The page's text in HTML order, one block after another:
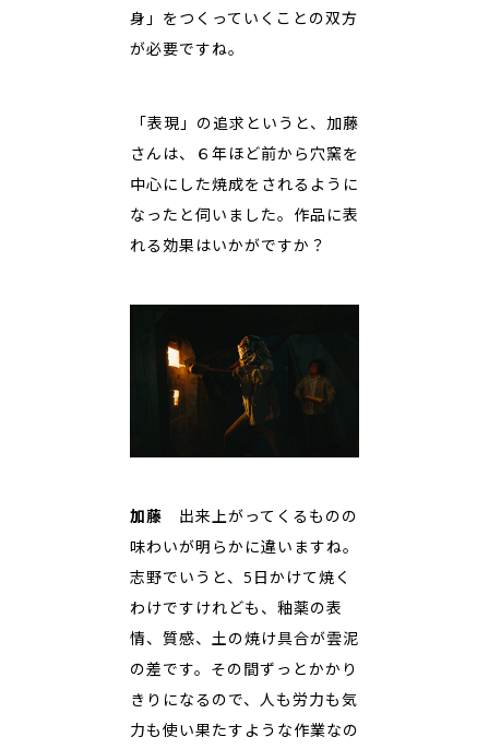
身」をつくっていくことの双方
が必要ですね。
――「表現」の追求というと、加藤
さんは、６年ほど前から穴窯を
中心にした焼成をされるように
なったと伺いました。作品に表
れる効果はいかがですか？
加藤 出来上がってくるものの
味わいが明らかに違いますね。
志野でいうと、5日かけて焼く
わけですけれども、釉薬の表
情、質感、土の焼け具合が雲泥
の差です。その間ずっとかかり
きりになるので、人も労力も気
力も使い果たすような作業なの